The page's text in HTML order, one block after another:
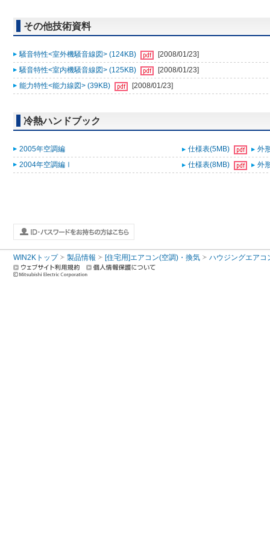
その他技術資料
騒音特性<室外機騒音線図> (124KB)
[2008/01/23]
騒音特性<室内機騒音線図> (125KB)
[2008/01/23]
能力特性<能力線図> (39KB)
[2008/01/23]
冷熱ハンドブック
2005年空調編 仕様表(5MB)
外
2004年空調編Ⅰ
仕様表(8MB) 外
WIN2Kトップ 製品情報 [住宅用]エアコン(空調)・換気 ハウジングエアコ